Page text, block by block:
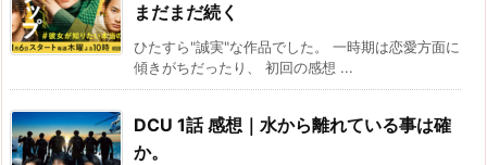
まだまだ続く
ひたすら"誠実"な作品でした。 一時期は恋愛方面に
傾きがちだったり、 初回の感想 ...
DCU 1話 感想｜水から離れている事は確
か。